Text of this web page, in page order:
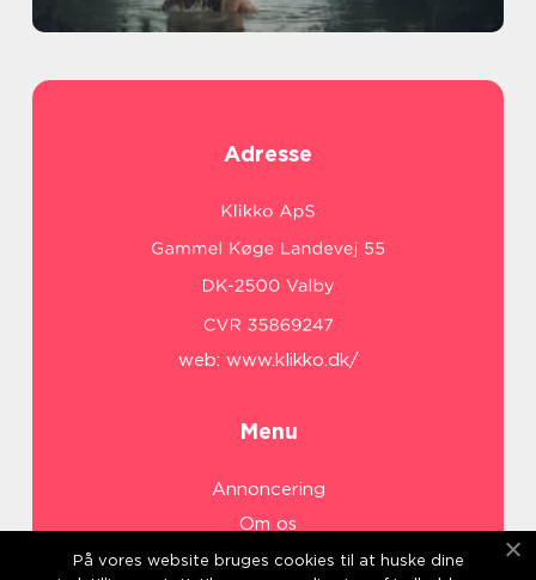
Adresse
web: www.klikko.dk/
Menu
Annoncering
Om os
Cookies
På vores website bruges cookies til at huske dine